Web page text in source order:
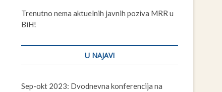
t
Trenutno nema aktuelnih javnih poziva MRR u
BiH!
U NAJAVI
Sep-okt 2023: Dvodnevna konferencija na